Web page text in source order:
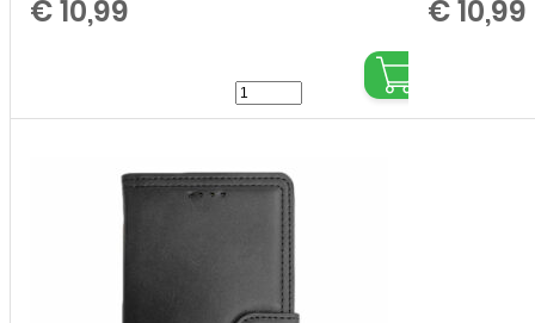
€10,99
Bookcase
cover
Apple
iPhone
Pro
€10,99